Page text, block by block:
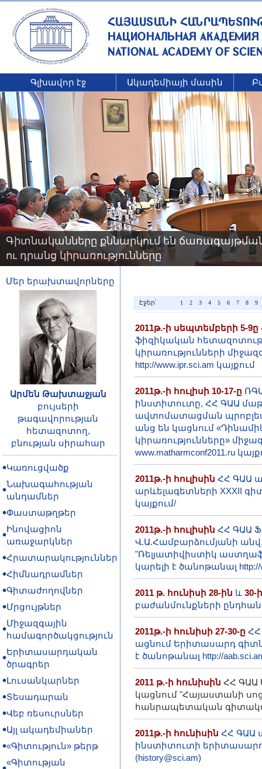
Գլխավոր էջ Ակադեմիայի մասին
Գիտնականները քննարկում են
ու դրանց կիրառությունները
Մեր երախտավորները
Արմեն Թախտաջյան
բույսերի
թագավորության
հետազոտող,
բնության սիրահար
Կառուցվածք
Նախագահության
անդամներ
Փաստաթղթեր
Ինովացիոն
առաջարկներ
Հրատարակություններ
Հիմնադրամներ
Գիտաժողովներ
Մրցույթներ
Միջազգային
համագործակցություն
Երիտասարդական
ծրագրեր
Լուսանկարներ
Տեսադարան
Վեբ ռեսուրսներ
Այլ ակադեմիաներ
«Գիտություն» թերթ
«Գիտության
Էջեր՝ 1 2 3 4 5 6 7 8 9
2011թ.-ի սեպտեմբերի 5-9ը
ֆիզիկական
կիրառությունների
http://www.ipr.sci.am կայքում
2011թ.-ի հուլիսի 10-17-ը
ինստիտուտը, ՀՀ ԳԱԱ
ավտոմատացման
անց են կացնում
կիրառությունները»
www.matharmconf2011.ru
2011թ.-ի հուլիսին ՀՀ ԳԱԱ
արևելագետների XXXII
կայքում/
2011թ.-ի հուլիսին ՀՀ ԳԱԱ
Վ.Ա.Համբարձումյանի
"Ռելյատիվիստիկ
կարելի է ծանոթանալ http://
2011 թ. հունիսի 28-ին և 30-
բաժանմունքների
2011թ.-ի հունիսի 27-30-ը ՀՀ
ացնում Երիտասարդ
է ծանոթանալ http://
2011 թ.-ի հունիսին ՀՀ ԳԱԱ
կացնում "Հայաստանի
հանրապետական գիտական
2011թ.-ի հունիսին ՀՀ ԳԱԱ
ինստիտուտի
(history@sci.am)